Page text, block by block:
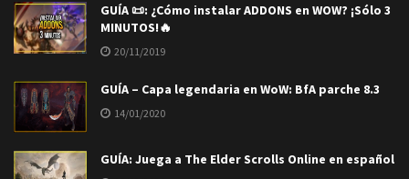
GUÍA 📜: ¿Cómo instalar ADDONS en WOW? ¡Sólo 3
MINUTOS!🔥
20/11/2019
GUÍA – Capa legendaria en WoW: BfA parche 8.3
14/01/2020
GUÍA: Juega a The Elder Scrolls Online en español